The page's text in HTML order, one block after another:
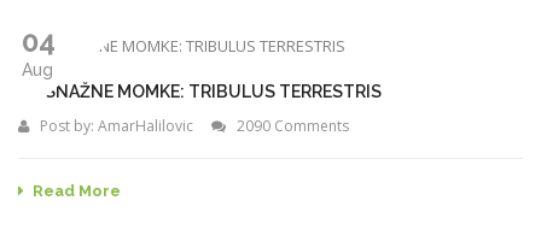
04
Aug
ZA SNAŽNE MOMKE: TRIBULUS TERRESTRIS
Post by: AmarHalilovic 2090 Comments
Read More